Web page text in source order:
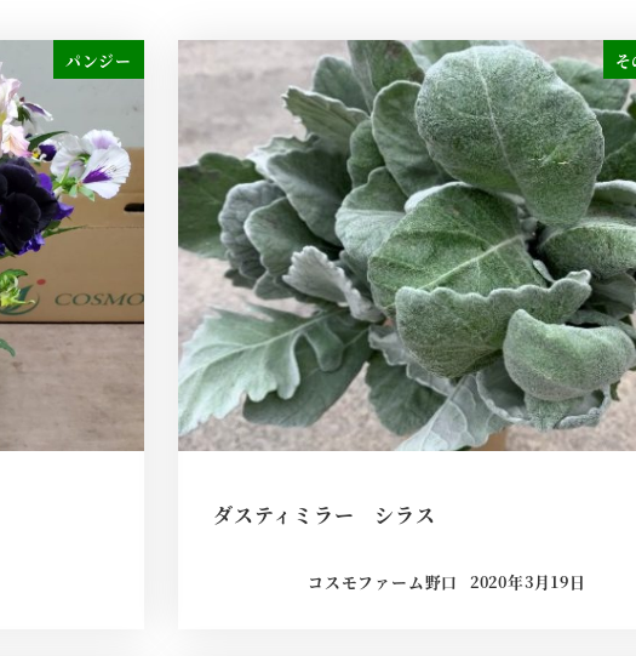
パンジー
ダスティミラー シラス
コスモファーム野口 2020年3月19日